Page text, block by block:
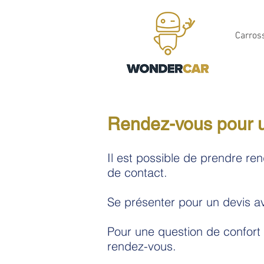
Rendez-vous pour
Il est possible de prendre
de contact.
Se présenter pour un devis
Pour une question de
rendez-vous.